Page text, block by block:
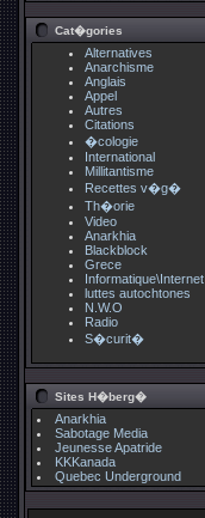
Cat�gories
Alternatives
Anarchisme
Anglais
Appel
Autres
Citations
�cologie
International
Millitantisme
Recettes v�g�
Th�orie
Video
Anarkhia
Blackblock
Grece
Informatique\Internet
luttes autochtones
N.W.O
Radio
S�curit�
Sites H�berg�
Anarkhia
Sabotage Media
Jeunesse Apatride
KKKanada
Quebec Underground